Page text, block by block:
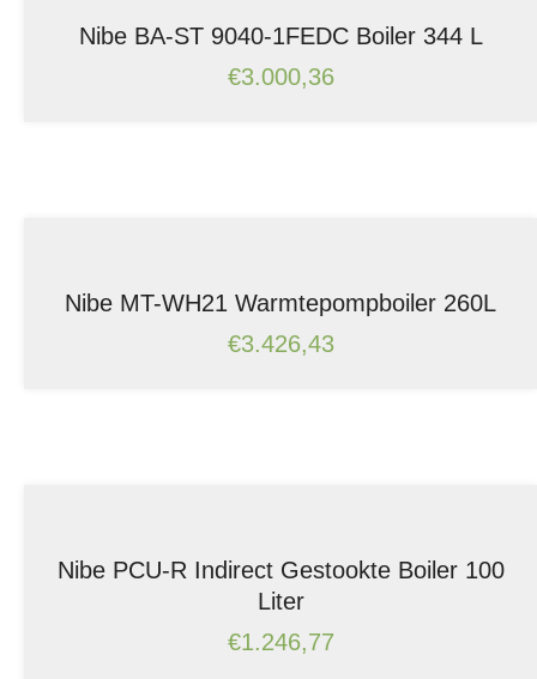
Nibe BA-ST 9040-1FEDC Boiler 344 L
€3.000,36
Nibe MT-WH21 Warmtepompboiler 260L
€3.426,43
Nibe PCU-R Indirect Gestookte Boiler 100
Liter
€1.246,77